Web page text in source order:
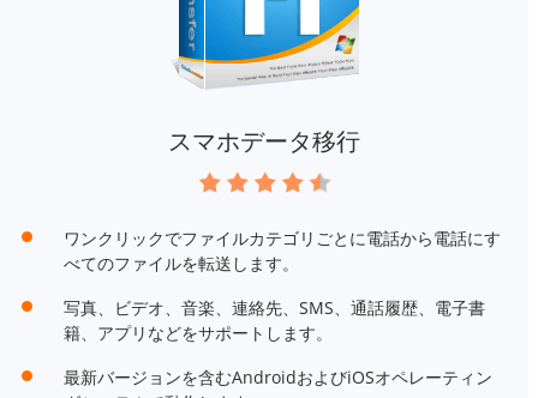
スマホデータ移行
ワンクリックでファイルカテゴリごとに電話から電話にす
べてのファイルを転送します。
写真、ビデオ、音楽、連絡先、SMS、通話履歴、電子書
籍、アプリなどをサポートします。
最新バージョンを含むAndroidおよびiOSオペレーティン